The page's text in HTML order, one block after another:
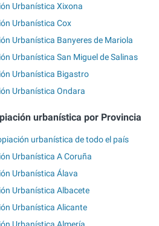
Urbanística Xixona
Urbanística Cox
Urbanística Banyeres de Mariola
Urbanística San Miguel de Salinas
Urbanística Bigastro
Urbanística Ondara
urbanística por Provincia
urbanística de todo el país
Urbanística A Coruña
Urbanística Álava
Urbanística Albacete
Urbanística Alicante